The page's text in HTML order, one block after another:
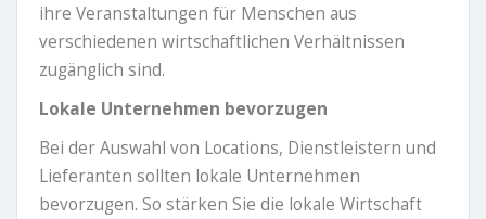
ihre Veranstaltungen für Menschen aus
verschiedenen wirtschaftlichen Verhältnissen
zugänglich sind.
Lokale Unternehmen bevorzugen
Bei der Auswahl von Locations, Dienstleistern und
Lieferanten sollten lokale Unternehmen
bevorzugen. So stärken Sie die lokale Wirtschaft